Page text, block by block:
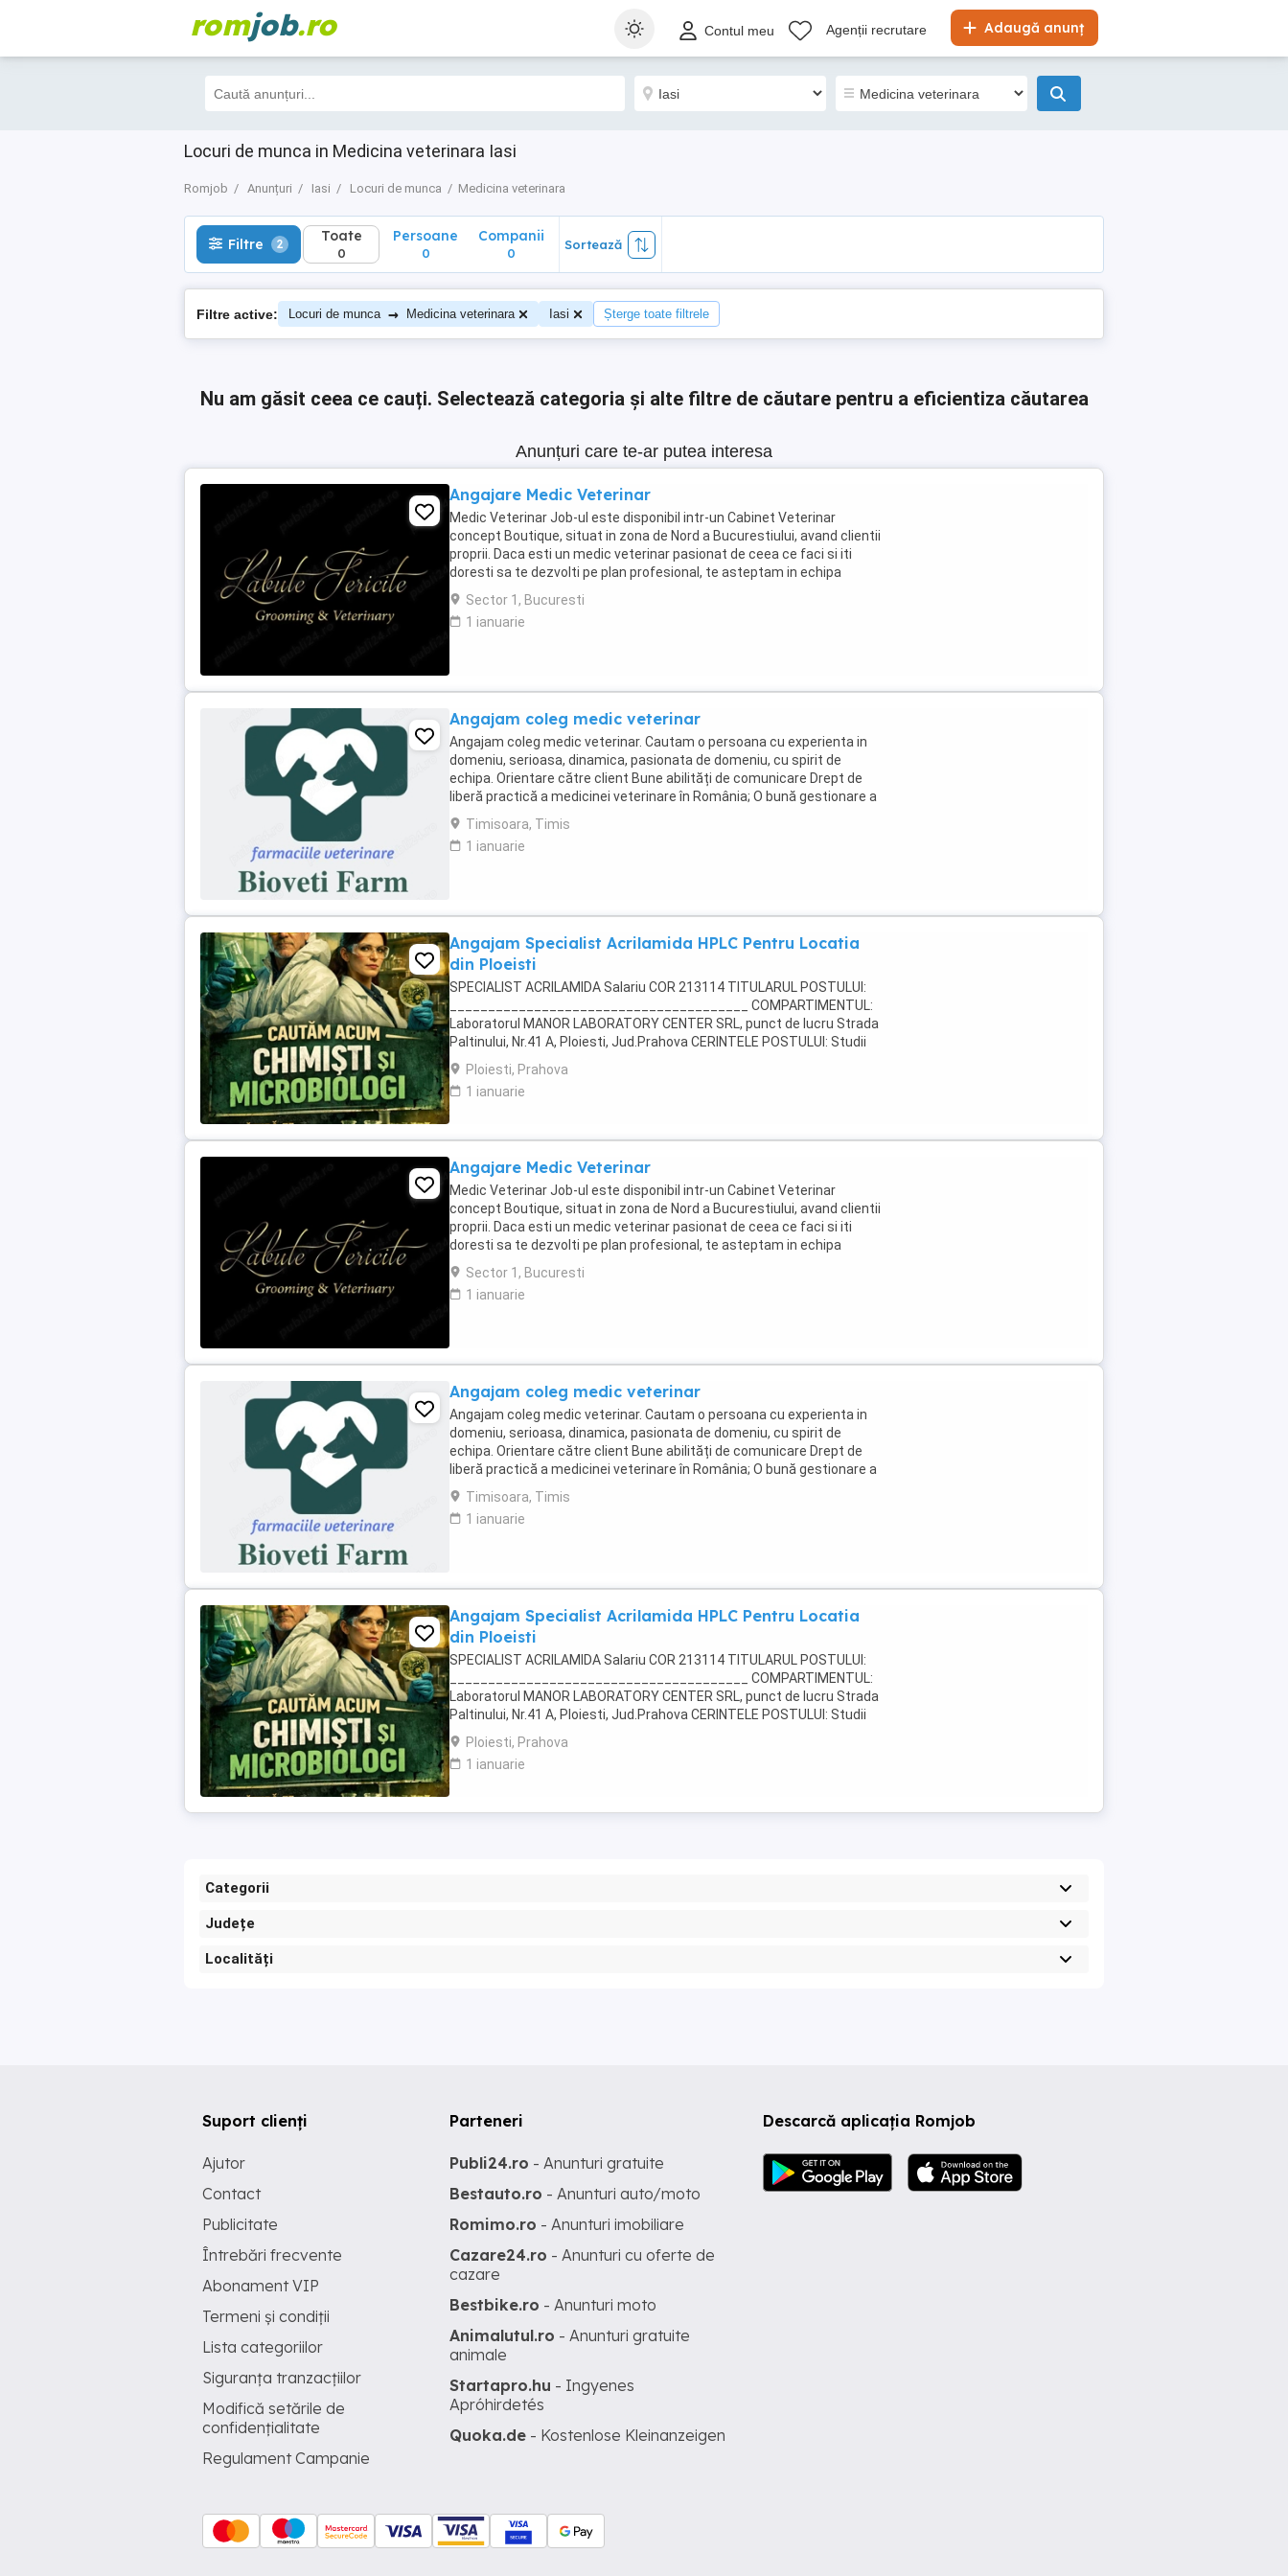
romjob.ro Adaugă anunț
Contul meu Agenții recrutare
Locuri de munca in Medicina veterinara Iasi
Romjob Anunțuri Iasi Locuri de munca Medicina veterinara
Filtre 2 Toate
0
Filtre 2 Toate
0
Persoane
0
Companii
0
Sortează
Filtre active: Locuri de munca → Medicina veterinara Iasi Șterge toate filtrele
Nu am găsit ceea ce cauți. Selectează categoria și alte filtre de căutare pentru a eficientiza căutarea
Anunțuri care te-ar putea interesa
Angajare Medic Veterinar
Medic Veterinar Job-ul este disponibil intr-un Cabinet Veterinar
concept Boutique, situat in zona de Nord a Bucurestiului, avand clientii
proprii. Daca esti un medic veterinar pasionat de ceea ce faci si iti
doresti sa te dezvolti pe plan profesional, te asteptam in echipa
Labute Fericite. Poti fi si ...
Sector 1, Bucuresti
1 ianuarie
Angajam coleg medic veterinar
Angajam coleg medic veterinar. Cautam o persoana cu experienta in
domeniu, serioasa, dinamica, pasionata de domeniu, cu spirit de
echipa. Orientare către client Bune abilități de comunicare Drept de
liberă practică a medicinei veterinare în România; O bună gestionare a
timpului Abilitatea de a ...
Timisoara, Timis
1 ianuarie
Angajam Specialist Acrilamida HPLC Pentru Locatia
din Ploeisti
SPECIALIST ACRILAMIDA Salariu COR 213114 TITULARUL POSTULUI:
_______________________________________ COMPARTIMENTUL:
Laboratorul MANOR LABORATORY CENTER SRL, punct de lucru Strada
Paltinului, Nr.41 A, Ploiesti, Jud.Prahova CERINTELE POSTULUI: Studii
necesare : Studii liceale sau postliceale absolvite ...
Ploiesti, Prahova
1 ianuarie
Angajare Medic Veterinar
Medic Veterinar Job-ul este disponibil intr-un Cabinet Veterinar
concept Boutique, situat in zona de Nord a Bucurestiului, avand clientii
proprii. Daca esti un medic veterinar pasionat de ceea ce faci si iti
doresti sa te dezvolti pe plan profesional, te asteptam in echipa
Labute Fericite. Poti fi si ...
Sector 1, Bucuresti
1 ianuarie
Angajam coleg medic veterinar
Angajam coleg medic veterinar. Cautam o persoana cu experienta in
domeniu, serioasa, dinamica, pasionata de domeniu, cu spirit de
echipa. Orientare către client Bune abilități de comunicare Drept de
liberă practică a medicinei veterinare în România; O bună gestionare a
timpului Abilitatea de a ...
Timisoara, Timis
1 ianuarie
Angajam Specialist Acrilamida HPLC Pentru Locatia
din Ploeisti
SPECIALIST ACRILAMIDA Salariu COR 213114 TITULARUL POSTULUI:
_______________________________________ COMPARTIMENTUL:
Laboratorul MANOR LABORATORY CENTER SRL, punct de lucru Strada
Paltinului, Nr.41 A, Ploiesti, Jud.Prahova CERINTELE POSTULUI: Studii
necesare : Studii liceale sau postliceale absolvite ...
Ploiesti, Prahova
1 ianuarie
Categorii
Județe
Localități
Descarcă aplicația Romjob
Suport clienți
Ajutor
Contact
Publicitate
Întrebări frecvente
Abonament VIP
Termeni și condiții
Lista categoriilor
Siguranța tranzacțiilor
Modifică setările de
confidențialitate
Regulament Campanie
Parteneri
Publi24.ro - Anunturi gratuite
Bestauto.ro - Anunturi auto/moto
Romimo.ro - Anunturi imobiliare
Cazare24.ro - Anunturi cu oferte de
cazare
Bestbike.ro - Anunturi moto
Animalutul.ro - Anunturi gratuite
animale
Startapro.hu - Ingyenes
Apróhirdetés
Quoka.de - Kostenlose Kleinanzeigen